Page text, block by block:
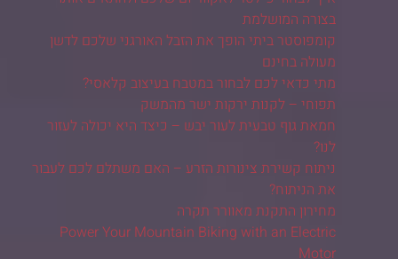
בצורה המושלמת
קומפוסטר ביתי הופך את הזבל האורגני שלכם לדשן
מעולה בחינם
מתי כדאי לכם לבחור במטבח בעיצוב קלאסי?
תפוחי – לקנות ירקות ישר מהמשק
חמאת גוף טבעית לעור יבש – כיצד היא יכולה לעזור
לנו?
ניתוח קשירת צינורות הזרע – האם משתלם לכם לעבור
את הניתוח?
מחירון התקנת מאוורר תקרה
Power Your Mountain Biking with an Electric
Motor